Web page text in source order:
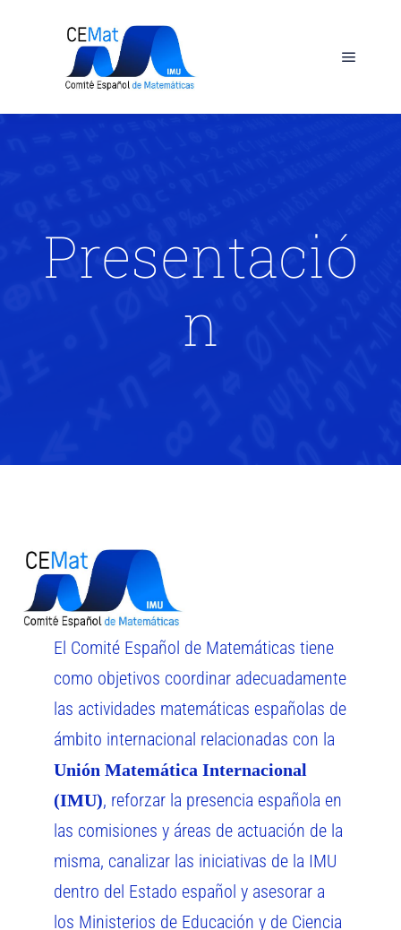
Presentació
n
El Comité Español de Matemáticas tiene
como objetivos coordinar adecuadamente
las actividades matemáticas españolas de
ámbito internacional relacionadas con la
Unión Matemática Internacional
(IMU), reforzar la presencia española en
las comisiones y áreas de actuación de la
misma, canalizar las iniciativas de la IMU
dentro del Estado español y asesorar a
los Ministerios de Educación y de Ciencia